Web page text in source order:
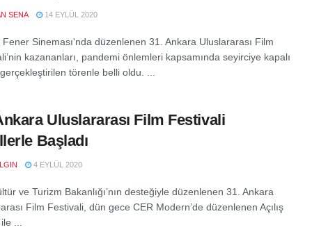
SENA 14 EYLÜL 2020
Fener Sineması'nda düzenlenen 31. Ankara Uluslararası Film
kazananları, pandemi önlemleri kapsamında seyirciye kapalı
törenle belli oldu. ...
Uluslararası Film Festivali
Başladı
4 EYLÜL 2020
ve Turizm Bakanlığı’nın desteğiyle düzenlenen 31. Ankara
Film Festivali, dün gece CER Modern’de düzenlenen Açılış
...